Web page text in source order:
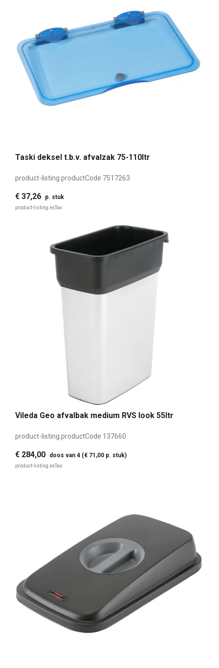
Taski deksel t.b.v. afvalzak 75-110ltr
product-listing.productCode 7517263
€ 37,26 p. stuk
product-listing.exTax
Vileda Geo afvalbak medium RVS look 55ltr
product-listing.productCode 137660
€ 284,00 doos van 4 (€ 71,00 p. stuk)
product-listing.exTax